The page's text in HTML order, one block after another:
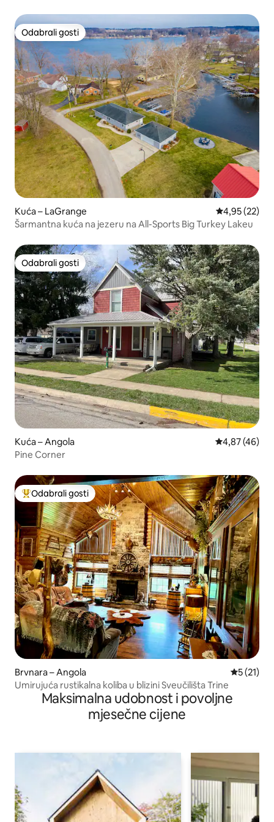
Odabrali gosti
Odabrali gosti
Kuća – LaGrange Prosječna
4,95 (22)
Šarmantna kuća na jezeru na All-Sports Big Turkey Lakeu
Odabrali gosti
Odabrali gosti
Kuća – Angola Prosječna
4,87 (46)
Pine Corner
Među najviše rangiranima s oznakom „Odabrali gosti”
Odabrali gosti
Brvnara – Angola Prosječna
5 (21)
Umirujuća rustikalna koliba u blizini Sveučilišta Trine
Maksimalna udobnost i povoljne
mjesečne cijene